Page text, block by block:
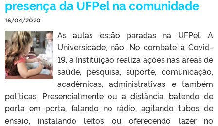
presença da UFPel na comunidade
16/04/2020
As aulas estão paradas na UFPel. A
Universidade, não. No combate à Covid-
19, a Instituição realiza ações nas áreas de
saúde, pesquisa, suporte, comunicação,
acadêmicas, administrativas e também
políticas. Presencialmente ou a distância, batendo de
porta em porta, falando no rádio, agitando tubos de
ensaio, instalando leitos ou oferecendo lazer no